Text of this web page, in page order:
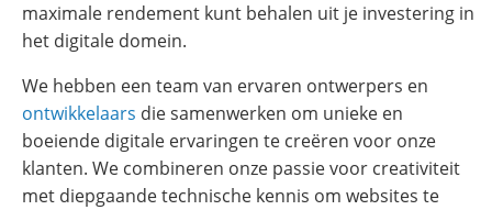
maximale rendement kunt behalen uit je investering in
het digitale domein.
We hebben een team van ervaren ontwerpers en
ontwikkelaars die samenwerken om unieke en
boeiende digitale ervaringen te creëren voor onze
klanten. We combineren onze passie voor creativiteit
met diepgaande technische kennis om websites te